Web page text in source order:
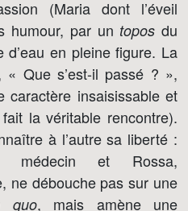
(Maria dont l’éveil
humour, par un topos du
en pleine figure. La
« Que s’est-il passé ? »,
caractère insaisissable et
la véritable rencontre).
à l’autre sa liberté :
médecin et Rossa,
ne débouche pas sur une
quo, mais amène une